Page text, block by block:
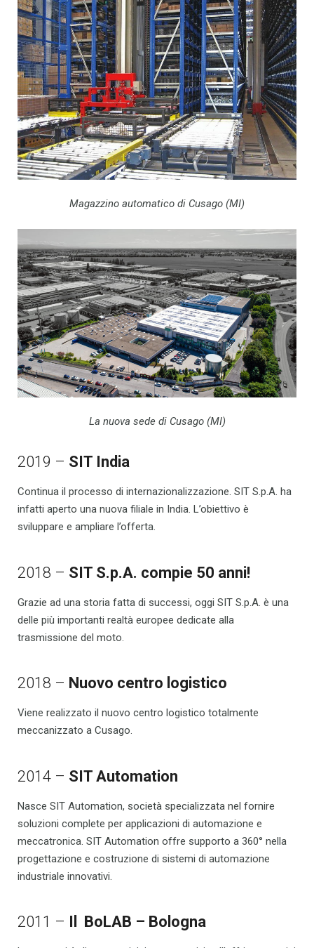
Magazzino automatico di Cusago (MI)
La nuova sede di Cusago (MI)
2019 – SIT India
Continua il processo di internazionalizzazione. SIT S.p.A. ha
infatti aperto una nuova filiale in India. L’obiettivo è
sviluppare e ampliare l’offerta.
2018 – SIT S.p.A. compie 50 anni!
Grazie ad una storia fatta di successi, oggi SIT S.p.A. è una
delle più importanti realtà europee dedicate alla
trasmissione del moto.
2018 – Nuovo centro logistico
Viene realizzato il nuovo centro logistico totalmente
meccanizzato a Cusago.
2014 – SIT Automation
Nasce SIT Automation, società specializzata nel fornire
soluzioni complete per applicazioni di automazione e
meccatronica. SIT Automation offre supporto a 360° nella
progettazione e costruzione di sistemi di automazione
industriale innovativi.
2011 – Il BoLAB – Bologna